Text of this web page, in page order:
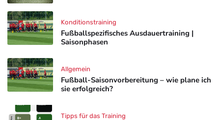
Fußballspezifisches Ausdauertraining |
Saisonphasen
Konditionstraining
Fußball-Saisonvorbereitung – wie plane ich
sie erfolgreich?
Allgemein
Tipps für das Training